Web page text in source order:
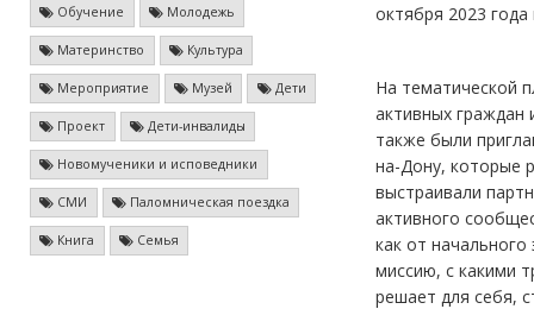
Обучение Молодежь
Материнство Культура
Мероприятие Музей Дети
Проект Дети-инвалиды
Новомученики и исповедники
СМИ Паломническая поездка
Книга Семья
октября 2023
На тематической
активных граждан
также были
на-Дону, которые
выстраивали
активного
как от
миссию, с какими
решает для себя,